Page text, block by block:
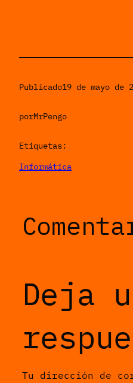
Publicado19 de mayo de
porMrPengo
Etiquetas:
Informática
Deja
Tu dirección de